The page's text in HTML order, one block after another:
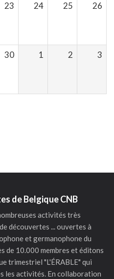
23 24 25 26
30 1 2 3
de Belgique CNB
activités très
découvertes ... ouvertes à
et germanophone du
de 10.000 membres et éditons
trimestriel "L'ÉRABLE" qui
les activités. En collaboration